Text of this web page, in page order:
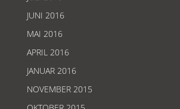
JUNI 2016
MAI 2016
APRIL 2016
JANUAR 2016
NOVEMBER 2015